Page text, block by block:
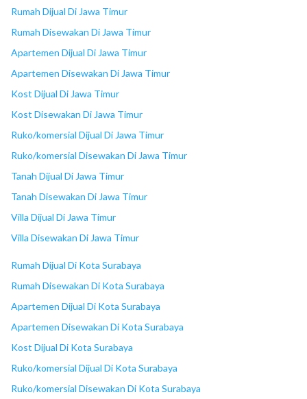
18 Maspion Square
Rumah Dijual Di Jawa Timur
Rumah Disewakan Di Jawa Timur
Apartemen Dijual Di Jawa Timur
Apartemen Disewakan Di Jawa Timur
Kost Dijual Di Jawa Timur
Kost Disewakan Di Jawa Timur
Ruko/komersial Dijual Di Jawa Timur
Ruko/komersial Disewakan Di Jawa Timur
Tanah Dijual Di Jawa Timur
Tanah Disewakan Di Jawa Timur
Villa Dijual Di Jawa Timur
Villa Disewakan Di Jawa Timur
Rumah Dijual Di Kota Surabaya
Rumah Disewakan Di Kota Surabaya
Apartemen Dijual Di Kota Surabaya
Apartemen Disewakan Di Kota Surabaya
Kost Dijual Di Kota Surabaya
Ruko/komersial Dijual Di Kota Surabaya
Ruko/komersial Disewakan Di Kota Surabaya